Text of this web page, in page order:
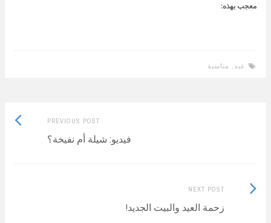
معجب بهذه:
عيد مناسبة
PREVIOUS POST
Previous
فيديو: شيلة أم نفيخة؟
NEXT POST
زحمة العيد والبيت الجديد!
Next
Post: